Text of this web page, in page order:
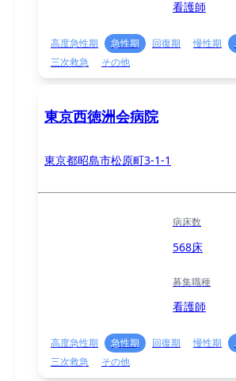
看護師
高度急性期 急性期 回復期 慢性期
三次救急
その他
東京西徳洲会病院
東京都昭島市松原町3-1-1
病床数
568床
募集職種
看護師
高度急性期 急性期 回復期 慢性期
三次救急
その他